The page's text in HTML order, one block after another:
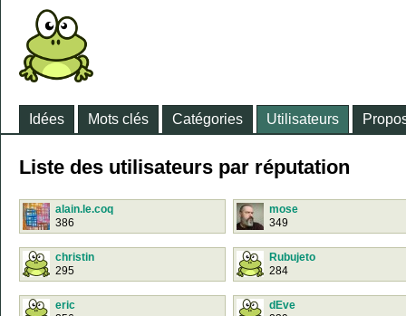
Idées Mots clés Catégories Utilisateurs
Liste des utilisateurs par réputation
alain.le.coq
386
mose
349
christin
295
Rubujeto
284
eric
dEve